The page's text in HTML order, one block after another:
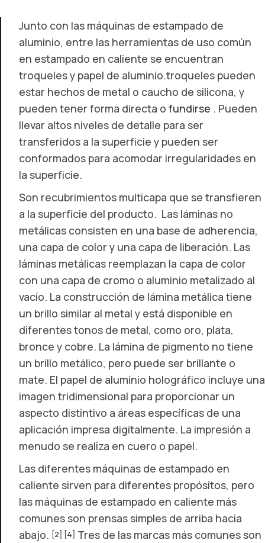
Junto con las máquinas de estampado de
aluminio, entre las herramientas de uso común
en estampado en caliente se encuentran
troqueles y papel de aluminio.troqueles pueden
estar hechos de metal o caucho de silicona, y
pueden tener forma directa o fundirse . Pueden
llevar altos niveles de detalle para ser
transferidos a la superficie y pueden ser
conformados para acomodar irregularidades en
la superficie.
Son recubrimientos multicapa que se transfieren
a la superficie del producto. Las láminas no
metálicas consisten en una base de adherencia,
una capa de color y una capa de liberación. Las
láminas metálicas reemplazan la capa de color
con una capa de cromo o aluminio metalizado al
vacío. La construcción de lámina metálica tiene
un brillo similar al metal y está disponible en
diferentes tonos de metal, como oro, plata,
bronce y cobre. La lámina de pigmento no tiene
un brillo metálico, pero puede ser brillante o
mate. El papel de aluminio holográfico incluye una
imagen tridimensional para proporcionar un
aspecto distintivo a áreas específicas de una
aplicación impresa digitalmente. La impresión a
menudo se realiza en cuero o papel.
Las diferentes máquinas de estampado en
caliente sirven para diferentes propósitos, pero
las máquinas de estampado en caliente más
comunes son prensas simples de arriba hacia
abajo. [2] [4] Tres de las marcas más comunes son